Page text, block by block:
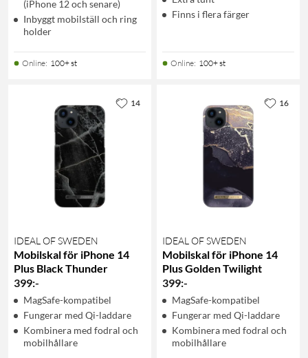
(iPhone 12 och senare)
Inbyggt mobilställ och ring
holder
Online: 100+ st
Finns i flera färger
Online: 100+ st
IDEAL OF SWEDEN
Mobilskal för iPhone 14
Plus Black Thunder
399:-
MagSafe-kompatibel
Fungerar med Qi-laddare
Kombinera med fodral och
mobilhållare
14
IDEAL OF SWEDEN
Mobilskal för iPhone 14
Plus Golden Twilight
399:-
MagSafe-kompatibel
Fungerar med Qi-laddare
Kombinera med fodral och
mobilhållare
16